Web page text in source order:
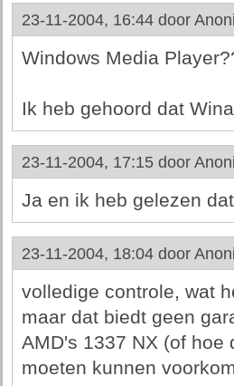
23-11-2004, 16:44 door
Windows Media
Ik heb gehoord dat
23-11-2004, 17:15 door
Ja en ik heb gelezen
23-11-2004, 18:04 door
volledige controle, wat
maar dat biedt geen
AMD's 1337 NX (of hoe
moeten kunnen